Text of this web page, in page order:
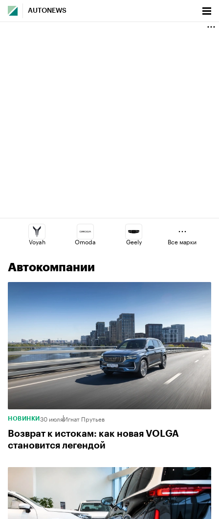
AUTONEWS
Voyah Omoda Geely
Haval Lada Volga
Все марки
Автокомпании
НОВИНКИ 30 июляИгнат Прутьев
Возврат к истокам: как новая VOLGA
становится легендой